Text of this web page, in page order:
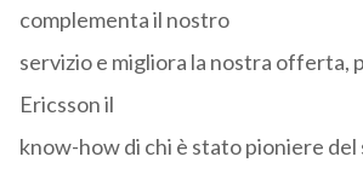
complementa il nostro
servizio e migliora la nostra offerta,
Ericsson il
know-how di chi è stato pioniere del